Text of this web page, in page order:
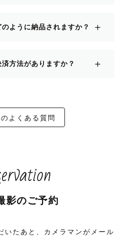
ように納品されますか？ ＋
方法がありますか？ ＋
よくある質問
影のご予約
いたあと、カメラマンがメール